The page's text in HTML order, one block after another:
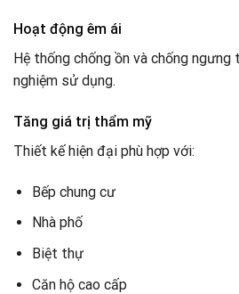
Hoạt động êm ái
Hệ thống chống ồn và chống
nghiệm sử dụng.
Tăng giá trị thẩm mỹ
Thiết kế hiện đại phù hợp với:
Bếp chung cư
Nhà phố
Biệt thự
Căn hộ cao cấp